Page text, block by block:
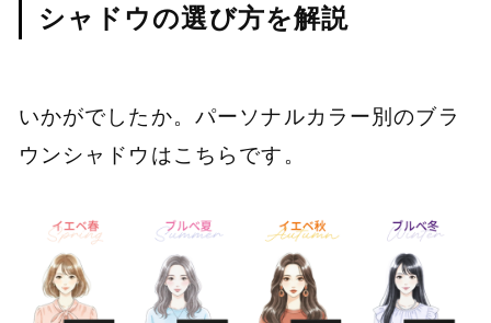
シャドウの選び方を解説
いかがでしたか。パーソナルカラー別のブラ
ウンシャドウはこちらです。